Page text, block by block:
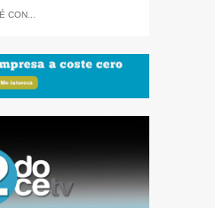
CON...